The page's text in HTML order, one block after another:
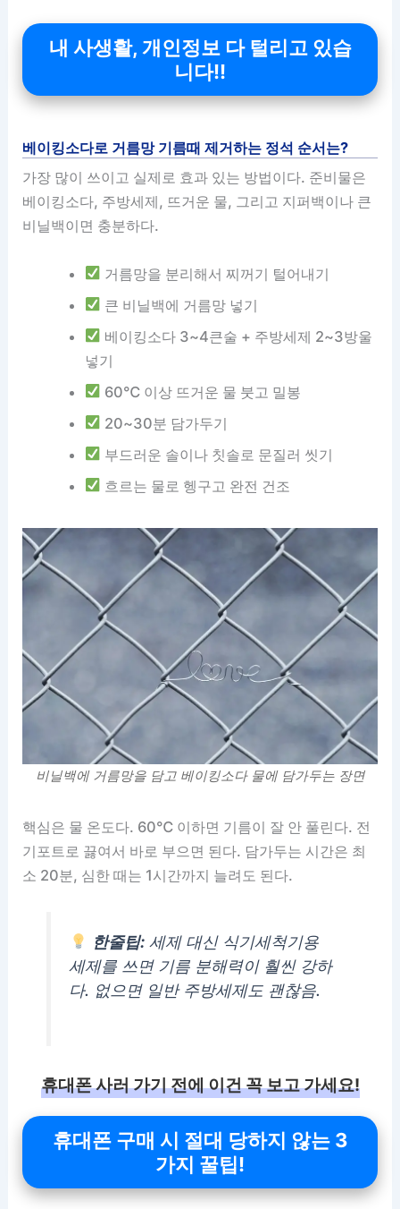
내 사생활, 개인정보 다 털리고 있습
니다!!
베이킹소다로 거름망 기름때 제거하는 정석 순서는?
가장 많이 쓰이고 실제로 효과 있는 방법이다. 준비물은
베이킹소다, 주방세제, 뜨거운 물, 그리고 지퍼백이나 큰
비닐백이면 충분하다.
거름망을 분리해서 찌꺼기 털어내기
큰 비닐백에 거름망 넣기
베이킹소다 3~4큰술 + 주방세제 2~3방울
넣기
60℃ 이상 뜨거운 물 붓고 밀봉
20~30분 담가두기
부드러운 솔이나 칫솔로 문질러 씻기
흐르는 물로 헹구고 완전 건조
비닐백에 거름망을 담고 베이킹소다 물에 담가두는 장면
핵심은 물 온도다. 60℃ 이하면 기름이 잘 안 풀린다. 전
기포트로 끓여서 바로 부으면 된다. 담가두는 시간은 최
소 20분, 심한 때는 1시간까지 늘려도 된다.
한줄팁:세제 대신 식기세척기용
세제를 쓰면 기름 분해력이 훨씬 강하
다. 없으면 일반 주방세제도 괜찮음.
휴대폰 사러 가기 전에 이건 꼭 보고 가세요!
휴대폰 구매 시 절대 당하지 않는 3
가지 꿀팁!